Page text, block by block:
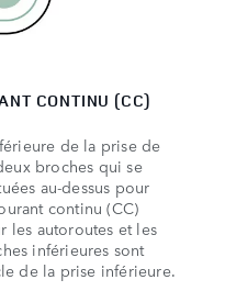
CONTINU (CC)
de la prise de
broches qui se
au-dessus pour
continu (CC)
les autoroutes et les
inférieures sont
de la prise inférieure.